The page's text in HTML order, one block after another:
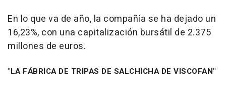
En lo que va de año, la compañía se ha dejado un
16,23%, con una capitalización bursátil de 2.375
millones de euros.
"LA FÁBRICA DE TRIPAS DE SALCHICHA DE VISCOFAN"